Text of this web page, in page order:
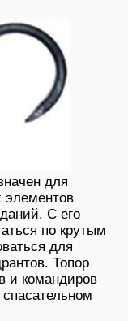
для
элементов
С его
по крутым
для
Топор
и командиров